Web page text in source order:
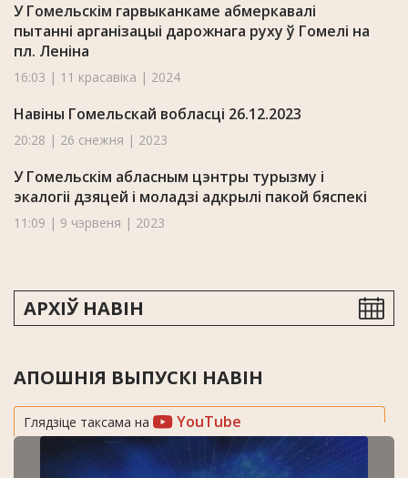
У Гомельскім гарвыканкаме абмеркавалі
пытанні арганізацыі дарожнага руху ў Гомелі на
пл. Леніна
16:03 | 11 красавіка | 2024
Навіны Гомельскай вобласці 26.12.2023
20:28 | 26 снежня | 2023
У Гомельскім абласным цэнтры турызму і
экалогіі дзяцей і моладзі адкрылі пакой бяспекі
11:09 | 9 чэрвеня | 2023
АРХІЎ НАВІН
АПОШНІЯ ВЫПУСКІ НАВІН
Глядзіце таксама на YouTube